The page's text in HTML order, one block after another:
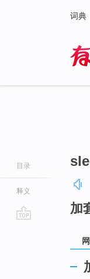
词典
目录
释义
加